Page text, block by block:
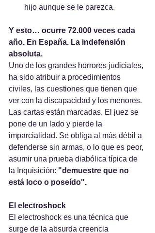
hijo aunque se le parezca.
Y esto… ocurre 72.000 veces cada
año. En España. La indefensión
absoluta.
Uno de los grandes horrores judiciales,
ha sido atribuir a procedimientos
civiles, las cuestiones que tienen que
ver con la discapacidad y los menores.
Las cartas están marcadas. El juez se
pone de un lado y pierde la
imparcialidad. Se obliga al más débil a
defenderse sin armas, o lo que es peor,
asumir una prueba diabólica típica de
la Inquisición: "demuestre que no
está loco o poseído".
El electroshock
El electroshock es una técnica que
surge de la absurda creencia